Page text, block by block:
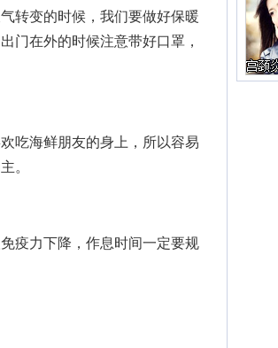
转变的时候，我们要做好保暖
门在外的时候注意带好口罩，
吃海鲜朋友的身上，所以容易
。
疫力下降，作息时间一定要规